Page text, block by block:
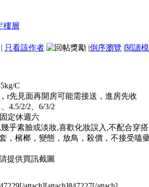
| 只看該作者 |倒序瀏覽 |閱讀
C
r先見面再開房可能需接送，進房先收
4.5/2/2、6/3/2
定休週六
乎素臉或淡妝,喜歡化妝誤入,不配合穿
，檳榔，變態，放鳥，殺價，不接受嗑
提供買訊截圖